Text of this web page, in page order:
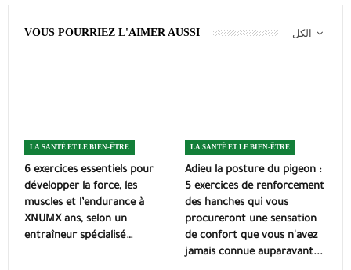
VOUS POURRIEZ L'AIMER AUSSI
LA SANTÉ ET LE BIEN-ÊTRE
6 exercices essentiels pour
développer la force, les
muscles et l’endurance à
XNUMX ans, selon un
entraîneur spécialisé…
LA SANTÉ ET LE BIEN-ÊTRE
Adieu la posture du pigeon :
5 exercices de renforcement
des hanches qui vous
procureront une sensation
de confort que vous n'avez
jamais connue auparavant...